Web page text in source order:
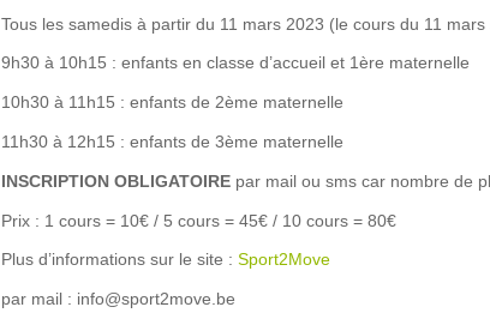
Tous les samedis à partir du 11 mars 2023 (le cours du 11 mars
9h30 à 10h15 : enfants en classe d’accueil et 1ère maternelle
10h30 à 11h15 : enfants de 2ème maternelle
11h30 à 12h15 : enfants de 3ème maternelle
INSCRIPTION OBLIGATOIRE par mail ou sms car nombre de
Prix : 1 cours = 10€ / 5 cours = 45€ / 10 cours = 80€
Plus d’informations sur le site : Sport2Move
par mail : info@sport2move.be